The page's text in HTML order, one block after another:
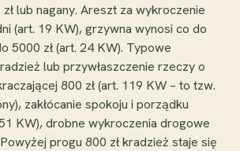
lub nagany. Areszt za wykroczenie
(art. 19 KW), grzywna wynosi co do
5000 zł (art. 24 KW). Typowe
lub przywłaszczenie rzeczy o
800 zł (art. 119 KW – to tzw.
zakłócanie spokoju i porządku
KW), drobne wykroczenia drogowe
progu 800 zł kradzież staje się